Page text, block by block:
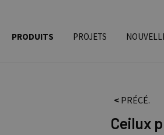
PRODUITS PROJETS
<PRÉCÉ.
Ceilux